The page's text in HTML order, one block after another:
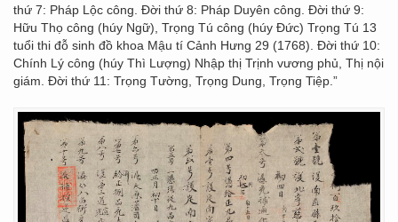
thứ 7: Pháp Lộc công. Đời thứ 8: Pháp Duyên công. Đời thứ 9:
Hữu Thọ công (húy Ngữ), Trọng Tú công (húy Đức) Trọng Tú 13
tuổi thi đỗ sinh đồ khoa Mậu tí Cảnh Hưng 29 (1768). Đời thứ 10:
Chính Lý công (húy Thì Lượng) Nhập thị Trịnh vương phủ, Thị nội
giám. Đời thứ 11: Trọng Tường, Trọng Dung, Trọng Tiệp.”